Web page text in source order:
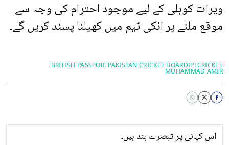
ویرات کوہلی کے لیے موجود احترام کی وجہ سے
موقع ملنے پر انکی ٹیم میں کھیلنا پسند کریں گے۔
CRICKET
IPL
PAKISTAN CRICKET BOARD
BRITISH PASSPORT
MUHAMMAD AMIR
اس کہانی پر تبصرے بند ہیں۔